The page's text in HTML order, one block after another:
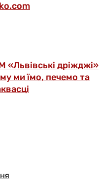
«Львівські дріжджі»
ми їмо, печемо та